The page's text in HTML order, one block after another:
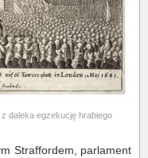
daleka egzekucję hrabiego
Straffordem, parlament